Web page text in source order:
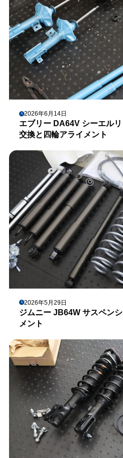
2026年6月14日
エブリー DA64V シーエル
交換と四輪アライメント
2026年5月29日
ジムニー JB64W サスペン
メント